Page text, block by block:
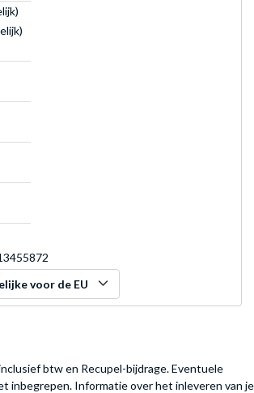
voor de EU
btw en Recupel-bijdrage. Eventuele
inbegrepen. Informatie over het inleveren van je